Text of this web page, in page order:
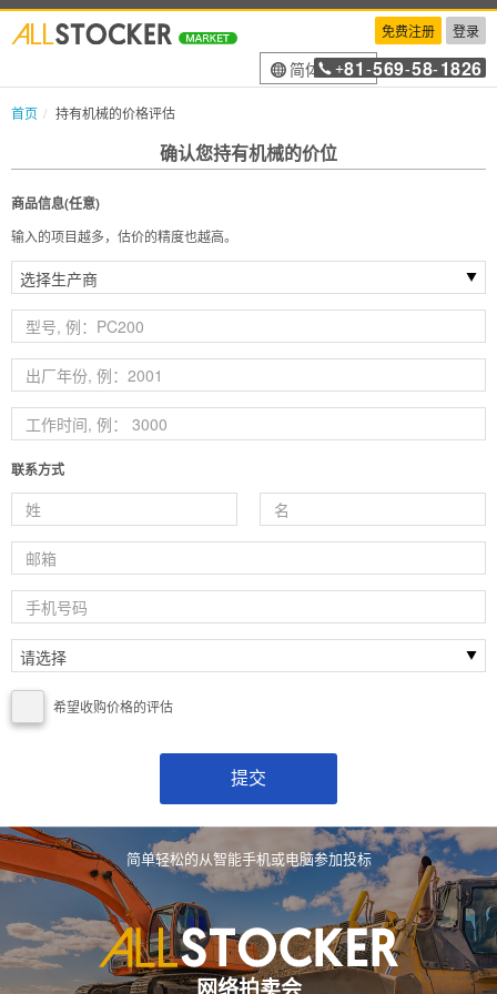
免费注册 登录
简体中文
+81 -569-58-1826
首页 持有机械的价格评估
确认您持有机械的价位
商品信息(任意)
输入的项目越多，估价的精度也越高。
联系方式
希望收购价格的评估
简单轻松的从智能手机或电脑参加投标
网络拍卖会